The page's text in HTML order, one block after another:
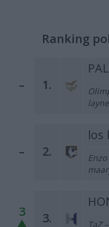
Ranking
– 1.
– 2.
los
3
3.
TaZ